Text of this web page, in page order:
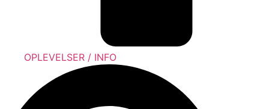
OPLEVELSER / INFO